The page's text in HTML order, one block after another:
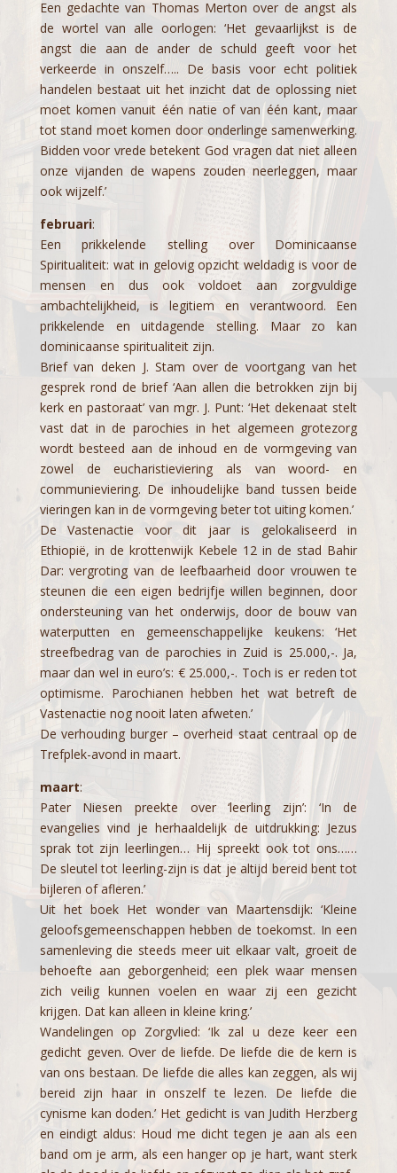
Een gedachte van Thomas Merton over de angst als
de wortel van alle oorlogen: ‘Het gevaarlijkst is de
angst die aan de ander de schuld geeft voor het
verkeerde in onszelf….. De basis voor echt politiek
handelen bestaat uit het inzicht dat de oplossing niet
moet komen vanuit één natie of van één kant, maar
tot stand moet komen door onderlinge samenwerking.
Bidden voor vrede betekent God vragen dat niet alleen
onze vijanden de wapens zouden neerleggen, maar
ook wijzelf.’
februari:
Een prikkelende stelling over Dominicaanse
Spiritualiteit: wat in gelovig opzicht weldadig is voor de
mensen en dus ook voldoet aan zorgvuldige
ambachtelijkheid, is legitiem en verantwoord. Een
prikkelende en uitdagende stelling. Maar zo kan
dominicaanse spiritualiteit zijn.
Brief van deken J. Stam over de voortgang van het
gesprek rond de brief ‘Aan allen die betrokken zijn bij
kerk en pastoraat’ van mgr. J. Punt: ‘Het dekenaat stelt
vast dat in de parochies in het algemeen grotezorg
wordt besteed aan de inhoud en de vormgeving van
zowel de eucharistieviering als van woord- en
communieviering. De inhoudelijke band tussen beide
vieringen kan in de vormgeving beter tot uiting komen.’
De Vastenactie voor dit jaar is gelokaliseerd in
Ethiopië, in de krottenwijk Kebele 12 in de stad Bahir
Dar: vergroting van de leefbaarheid door vrouwen te
steunen die een eigen bedrijfje willen beginnen, door
ondersteuning van het onderwijs, door de bouw van
waterputten en gemeenschappelijke keukens: ‘Het
streefbedrag van de parochies in Zuid is 25.000,-. Ja,
maar dan wel in euro’s: € 25.000,-. Toch is er reden tot
optimisme. Parochianen hebben het wat betreft de
Vastenactie nog nooit laten afweten.’
De verhouding burger – overheid staat centraal op de
Trefplek-avond in maart.
maart:
Pater Niesen preekte over ‘leerling zijn’: ‘In de
evangelies vind je herhaaldelijk de uitdrukking: Jezus
sprak tot zijn leerlingen… Hij spreekt ook tot ons……
De sleutel tot leerling-zijn is dat je altijd bereid bent tot
bijleren of afleren.’
Uit het boek Het wonder van Maartensdijk: ‘Kleine
geloofsgemeenschappen hebben de toekomst. In een
samenleving die steeds meer uit elkaar valt, groeit de
behoefte aan geborgenheid; een plek waar mensen
zich veilig kunnen voelen en waar zij een gezicht
krijgen. Dat kan alleen in kleine kring.’
Wandelingen op Zorgvlied: ‘Ik zal u deze keer een
gedicht geven. Over de liefde. De liefde die de kern is
van ons bestaan. De liefde die alles kan zeggen, als wij
bereid zijn haar in onszelf te lezen. De liefde die
cynisme kan doden.’ Het gedicht is van Judith Herzberg
en eindigt aldus: Houd me dicht tegen je aan als een
band om je arm, als een hanger op je hart, want sterk